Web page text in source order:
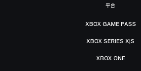
平台
XBOX GAME PASS
XBOX SERIES X|S
XBOX ONE